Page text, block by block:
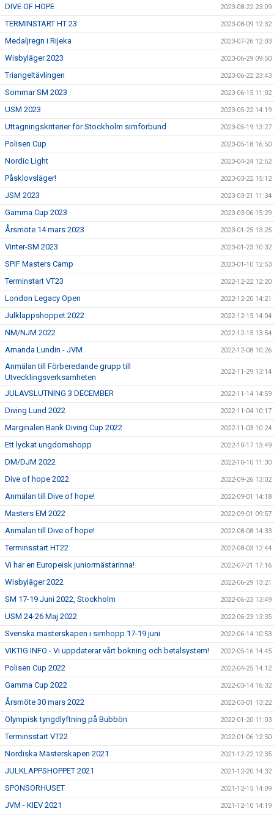
DIVE OF HOPE 2023-08-22 23:09
TERMINSTART HT 23 2023-08-09 12:32
Medaljregn i Rijeka 2023-07-26 12:03
Wisbyläger 2023 2023-06-29 09:50
Triangeltävlingen 2023-06-22 23:43
Sommar SM 2023 2023-06-15 11:02
USM 2023 2023-05-22 14:19
Uttagningskriterier för Stockholm simförbund 2023-05-19 13:27
Polisen Cup 2023-05-18 16:50
Nordic Light 2023-04-24 12:52
Påsklovsläger! 2023-03-22 15:12
JSM 2023 2023-03-21 11:34
Gamma Cup 2023 2023-03-06 15:29
Årsmöte 14 mars 2023 2023-01-25 13:25
Vinter-SM 2023 2023-01-23 10:32
SPIF Masters Camp 2023-01-10 12:53
Terminstart VT23 2022-12-22 12:20
London Legacy Open 2022-12-20 14:21
Julklappshoppet 2022 2022-12-15 14:04
NM/NJM 2022 2022-12-15 13:54
Amanda Lundin - JVM 2022-12-08 10:26
Anmälan till Förberedande grupp till
Utvecklingsverksamheten
2022-11-29 13:14
JULAVSLUTNING 3 DECEMBER 2022-11-14 14:59
Diving Lund 2022 2022-11-04 10:17
Marginalen Bank Diving Cup 2022 2022-11-03 10:24
Ett lyckat ungdomshopp 2022-10-17 13:49
DM/DJM 2022 2022-10-10 11:30
Dive of hope 2022 2022-09-26 13:02
Anmälan till Dive of hope! 2022-09-01 14:18
Masters EM 2022 2022-09-01 09:57
Anmälan till Dive of hope! 2022-08-08 14:33
Terminsstart HT22 2022-08-03 12:44
Vi har en Europeisk juniormästarinna! 2022-07-21 17:16
Wisbyläger 2022 2022-06-29 13:21
SM 17-19 Juni 2022, Stockholm 2022-06-23 13:49
USM 24-26 Maj 2022 2022-06-23 13:35
Svenska mästerskapen i simhopp 17-19 juni 2022-06-14 10:53
VIKTIG INFO - Vi uppdaterar vårt bokning och betalsystem! 2022-05-16 14:45
Polisen Cup 2022 2022-04-25 14:12
Gamma Cup 2022 2022-03-14 16:32
Årsmöte 30 mars 2022 2022-03-01 13:22
Olympisk tyngdlyftning på Bubbön 2022-01-20 11:03
Terminsstart VT22 2022-01-06 12:50
Nordiska Mästerskapen 2021 2021-12-22 12:35
JULKLAPPSHOPPET 2021 2021-12-20 14:32
SPONSORHUSET 2021-12-15 14:09
JVM - KIEV 2021 2021-12-10 14:19